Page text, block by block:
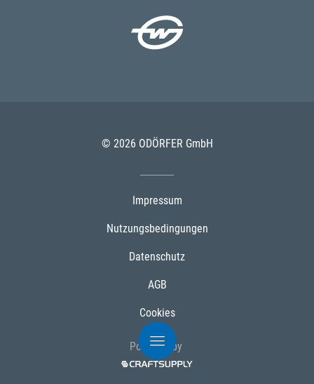
© 2026 ODÖRFER GmbH
Impressum
Nutzungsbedingungen
Datenschutz
AGB
Cookies
Powered by